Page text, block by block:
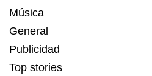
Música
General
Publicidad
Top stories